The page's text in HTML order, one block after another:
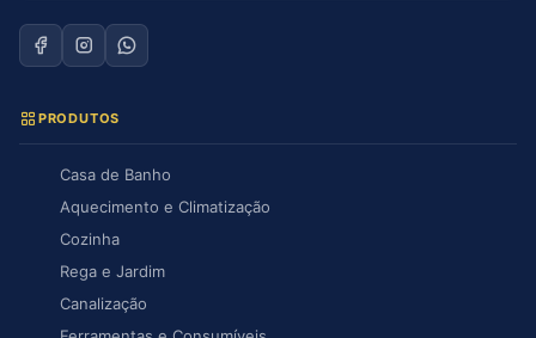
PRODUTOS
Casa de Banho
Aquecimento e Climatização
Cozinha
Rega e Jardim
Canalização